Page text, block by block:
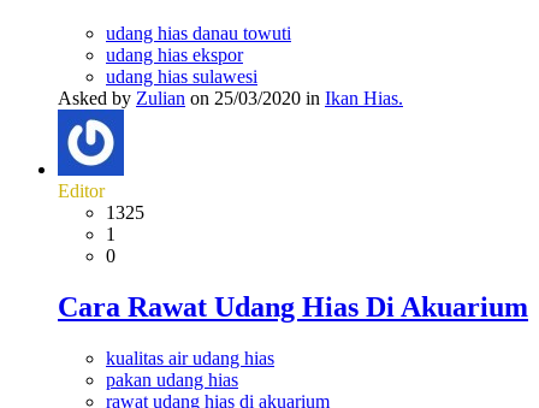
udang hias danau towuti
udang hias ekspor
udang hias sulawesi
Asked by Zulian on 25/03/2020 in Ikan Hias.
Editor
1325
1
0
Cara Rawat Udang Hias Di Akuarium
kualitas air udang hias
pakan udang hias
rawat udang hias di akuarium